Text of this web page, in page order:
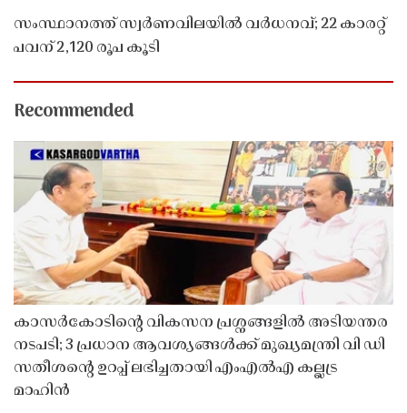
സംസ്ഥാനത്ത് സ്വർണവിലയിൽ വർധനവ്; 22 കാരറ്റ്
പവന് 2,120 രൂപ കൂടി
Recommended
കാസർകോടിൻ്റെ വികസന പ്രശ്നങ്ങളിൽ അടിയന്തര
നടപടി; 3 പ്രധാന ആവശ്യങ്ങൾക്ക് മുഖ്യമന്ത്രി വി ഡി
സതീശൻ്റെ ഉറപ്പ് ലഭിച്ചതായി എംഎൽഎ കല്ലട്ര
മാഹിൻ